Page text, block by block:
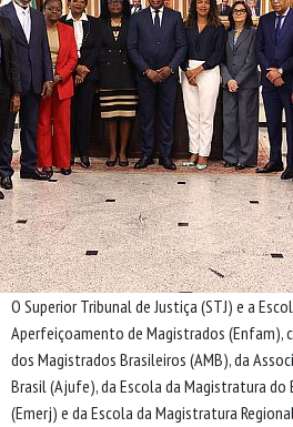
O Superior Tribunal de Justiça (STJ) e a
Aperfeiçoamento de Magistrados (Enfam),
dos Magistrados Brasileiros (AMB), da
Brasil (Ajufe), da Escola da Magistratura do
(Emerj) e da Escola da Magistratura